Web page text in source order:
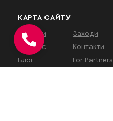
КАРТА САЙТУ
Послуги
Про нас
Блог
Заходи
Контакти
For Partners